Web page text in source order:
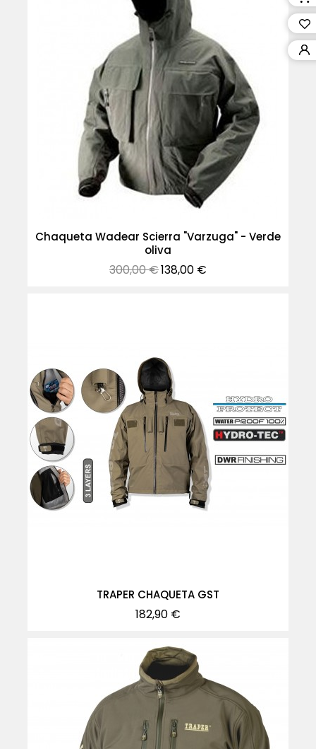
Chaqueta Wadear Scierra "Varzuga" - Verde
oliva
Precio
normal
300,00 €Precio
138,00 €
TRAPER CHAQUETA GST
Precio
182,90 €